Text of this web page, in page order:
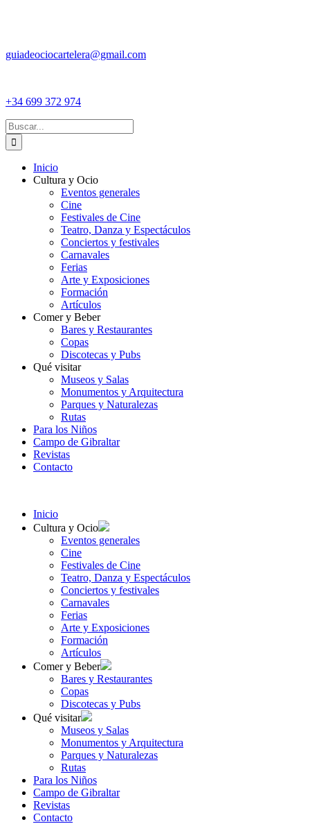
guiadeociocartelera@gmail.com
+34 699 372 974
Buscar:
Inicio
Cultura y Ocio
Eventos generales
Cine
Festivales de Cine
Teatro, Danza y Espectáculos
Conciertos y festivales
Carnavales
Ferias
Arte y Exposiciones
Formación
Artículos
Comer y Beber
Bares y Restaurantes
Copas
Discotecas y Pubs
Qué visitar
Museos y Salas
Monumentos y Arquitectura
Parques y Naturalezas
Rutas
Para los Niños
Campo de Gibraltar
Revistas
Contacto
Inicio
Cultura y Ocio
Eventos generales
Cine
Festivales de Cine
Teatro, Danza y Espectáculos
Conciertos y festivales
Carnavales
Ferias
Arte y Exposiciones
Formación
Artículos
Comer y Beber
Bares y Restaurantes
Copas
Discotecas y Pubs
Qué visitar
Museos y Salas
Monumentos y Arquitectura
Parques y Naturalezas
Rutas
Para los Niños
Campo de Gibraltar
Revistas
Contacto